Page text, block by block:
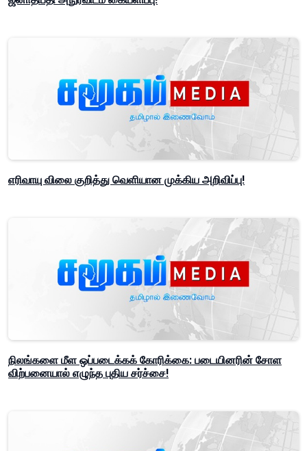
எரிவாயு விலை குறித்து வெளியான முக்கிய அறிவிப்பு!
நிலங்களை மீள ஒப்படைக்கக் கோரிக்கை: படையினரின் சோள
விற்பனையால் எழுந்த புதிய சர்ச்சை!